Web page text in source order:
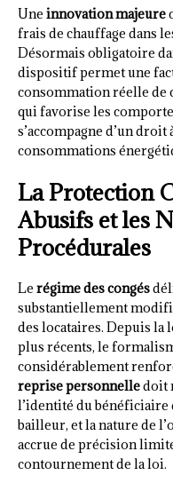
Une innovation majeure
frais de chauffage dans
Désormais obligatoire
dispositif permet une
consommation réelle de
qui favorise les
s’accompagne d’un
consommations
La Protection
Abusifs et les
Procédurales
Le régime des congés
substantiellement
des locataires. Depuis la
plus récents, le
considérablement
reprise personnelledoit
l’identité du bénéficiaire
bailleur, et la nature de
accrue de précision
contournement de la loi.